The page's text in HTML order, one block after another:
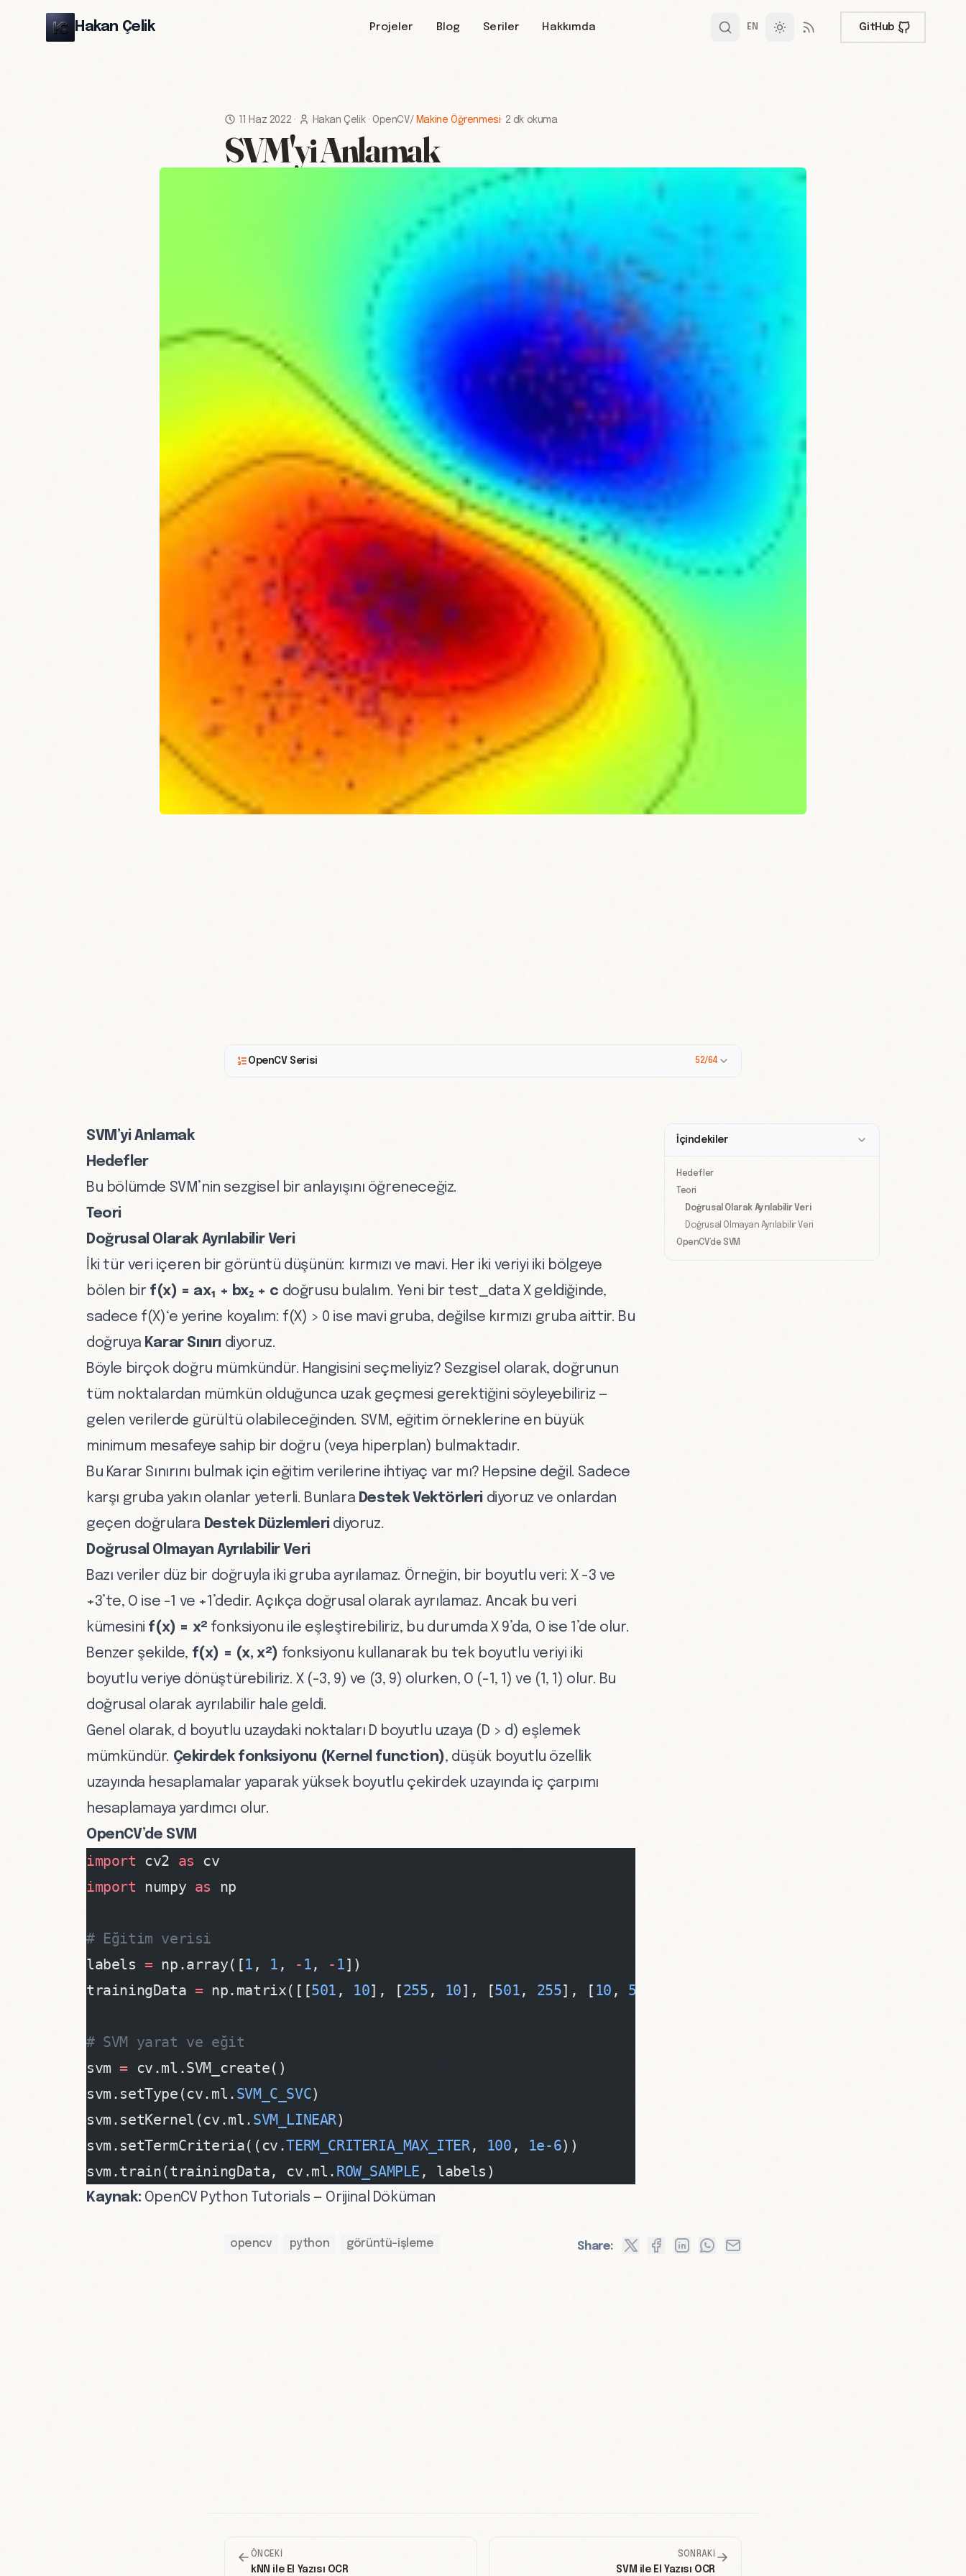
Hakan Çelik Projeler Blog Seriler Hakkımda EN GitHub
11 Haz 2022 · Hakan Çelik·OpenCV/ Makine Öğrenmesi· 2 dk okuma
SVM'yi Anlamak
OpenCV Serisi 52/64
SVM’yi Anlamak
Hedefler
Bu bölümde SVM’nin sezgisel bir anlayışını öğreneceğiz.
Teori
Doğrusal Olarak Ayrılabilir Veri
İki tür veri içeren bir görüntü düşünün: kırmızı ve mavi. Her iki veriyi iki bölgeye
bölen bir f(x) = ax₁ + bx₂ + c doğrusu bulalım. Yeni bir test_data X geldiğinde,
sadece f(X)‘e yerine koyalım: f(X) > 0 ise mavi gruba, değilse kırmızı gruba aittir. Bu
doğruya Karar Sınırı diyoruz.
Böyle birçok doğru mümkündür. Hangisini seçmeliyiz? Sezgisel olarak, doğrunun
tüm noktalardan mümkün olduğunca uzak geçmesi gerektiğini söyleyebiliriz —
gelen verilerde gürültü olabileceğinden. SVM, eğitim örneklerine en büyük
minimum mesafeye sahip bir doğru (veya hiperplan) bulmaktadır.
Bu Karar Sınırını bulmak için eğitim verilerine ihtiyaç var mı? Hepsine değil. Sadece
karşı gruba yakın olanlar yeterli. Bunlara Destek Vektörleri diyoruz ve onlardan
geçen doğrulara Destek Düzlemleridiyoruz.
Doğrusal Olmayan Ayrılabilir Veri
Bazı veriler düz bir doğruyla iki gruba ayrılamaz. Örneğin, bir boyutlu veri: X -3 ve
+3’te, O ise -1 ve +1’dedir. Açıkça doğrusal olarak ayrılamaz. Ancak bu veri
kümesini f(x) = x² fonksiyonu ile eşleştirebiliriz, bu durumda X 9’da, O ise 1’de olur.
Benzer şekilde, f(x) = (x, x²) fonksiyonu kullanarak bu tek boyutlu veriyi iki
boyutlu veriye dönüştürebiliriz. X (-3, 9) ve (3, 9) olurken, O (-1, 1) ve (1, 1) olur. Bu
doğrusal olarak ayrılabilir hale geldi.
Genel olarak, d boyutlu uzaydaki noktaları D boyutlu uzaya (D > d) eşlemek
mümkündür. Çekirdek fonksiyonu (Kernel function), düşük boyutlu özellik
uzayında hesaplamalar yaparak yüksek boyutlu çekirdek uzayında iç çarpımı
hesaplamaya yardımcı olur.
OpenCV’de SVM
import cv2 as cv
import numpy as np
# Eğitim verisi
labels = np.array([1 , 1 , - 1, - 1])
trainingData = np.matrix([[501 , 10], [255 , 10], [501, 255], [ 10 , 501
# SVM yarat ve eğit
svm = cv.ml.SVM_create()
svm.setType(cv.ml. SVM_C_SVC)
svm.setKernel(cv.ml. SVM_LINEAR)
svm.setTermCriteria((cv.TERM_CRITERIA_MAX_ITER, 100 , 1e-6))
svm.train(trainingData, cv.ml. ROW_SAMPLE , labels)
Kaynak: OpenCV Python Tutorials — Orijinal Döküman
İçindekiler
Hedefler
Teori
Doğrusal Olarak Ayrılabilir Veri
Doğrusal Olmayan Ayrılabilir Veri
OpenCV’de SVM
opencv python görüntü-işleme Share:
ÖNCEKI
kNN ile El Yazısı OCR
SONRAKI
SVM ile El Yazısı OCR